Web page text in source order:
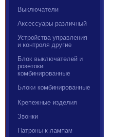
Выключатели
Аксессуары различный
Устройства управления
и контроля другие
Блок выключателей и
розетоки
комбинированные
Блоки комбинированные
Крепежные изделия
Звонки
Патроны к лампам